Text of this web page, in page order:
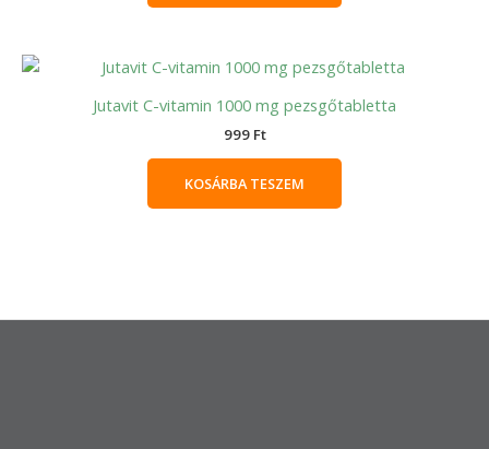
Jutavit C-vitamin 1000 mg pezsgőtabletta
999 Ft
KOSÁRBA TESZEM